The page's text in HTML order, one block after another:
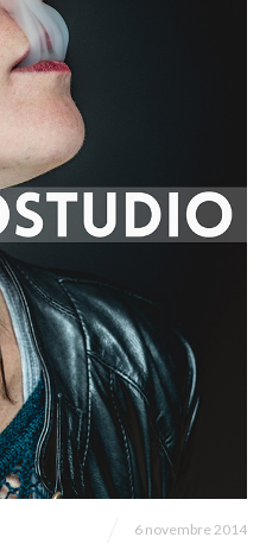
6 novembre 2014